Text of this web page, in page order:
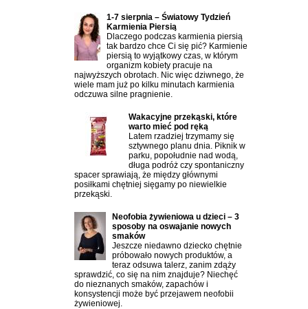
1-7 sierpnia – Światowy Tydzień
Karmienia Piersią
Dlaczego podczas karmienia piersią
tak bardzo chce Ci się pić? Karmienie
piersią to wyjątkowy czas, w którym
organizm kobiety pracuje na
najwyższych obrotach. Nic więc dziwnego, że
wiele mam już po kilku minutach karmienia
odczuwa silne pragnienie.
Wakacyjne przekąski, które
warto mieć pod ręką
Latem rzadziej trzymamy się
sztywnego planu dnia. Piknik w
parku, popołudnie nad wodą,
długa podróż czy spontaniczny
spacer sprawiają, że między głównymi
posiłkami chętniej sięgamy po niewielkie
przekąski.
Neofobia żywieniowa u dzieci – 3
sposoby na oswajanie nowych
smaków
Jeszcze niedawno dziecko chętnie
próbowało nowych produktów, a
teraz odsuwa talerz, zanim zdąży
sprawdzić, co się na nim znajduje? Niechęć
do nieznanych smaków, zapachów i
konsystencji może być przejawem neofobii
żywieniowej.